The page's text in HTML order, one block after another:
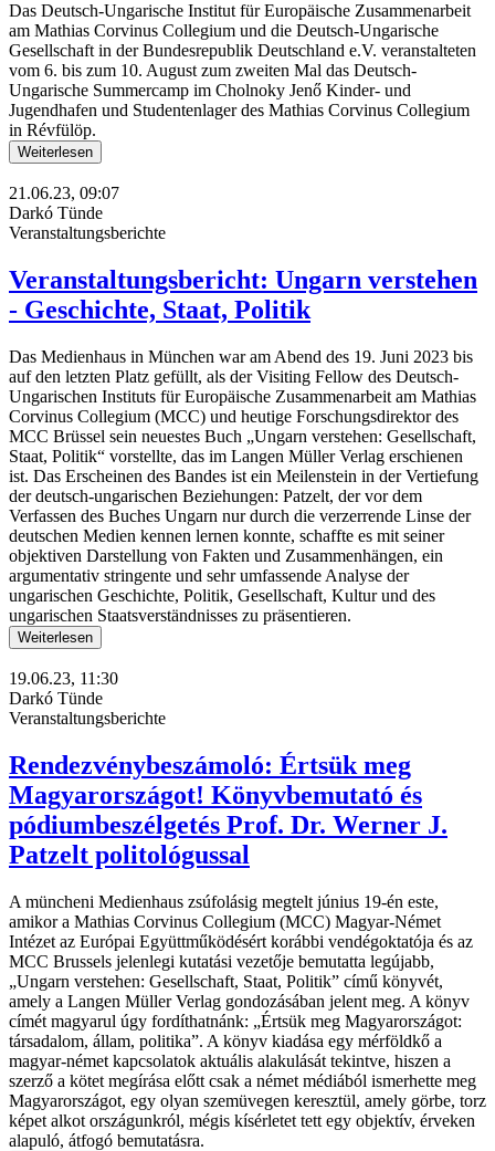
Das Deutsch-Ungarische Institut für Europäische Zusammenarbeit
am Mathias Corvinus Collegium und die Deutsch-Ungarische
Gesellschaft in der Bundesrepublik Deutschland e.V. veranstalteten
vom 6. bis zum 10. August zum zweiten Mal das Deutsch-
Ungarische Summercamp im Cholnoky Jenő Kinder- und
Jugendhafen und Studentenlager des Mathias Corvinus Collegium
in Révfülöp.
Weiterlesen
21.06.23, 09:07
Darkó Tünde
Veranstaltungsberichte
Veranstaltungsbericht: Ungarn verstehen
- Geschichte, Staat, Politik
Das Medienhaus in München war am Abend des 19. Juni 2023 bis
auf den letzten Platz gefüllt, als der Visiting Fellow des Deutsch-
Ungarischen Instituts für Europäische Zusammenarbeit am Mathias
Corvinus Collegium (MCC) und heutige Forschungsdirektor des
MCC Brüssel sein neuestes Buch „Ungarn verstehen: Gesellschaft,
Staat, Politik“ vorstellte, das im Langen Müller Verlag erschienen
ist. Das Erscheinen des Bandes ist ein Meilenstein in der Vertiefung
der deutsch-ungarischen Beziehungen: Patzelt, der vor dem
Verfassen des Buches Ungarn nur durch die verzerrende Linse der
deutschen Medien kennen lernen konnte, schaffte es mit seiner
objektiven Darstellung von Fakten und Zusammenhängen, ein
argumentativ stringente und sehr umfassende Analyse der
ungarischen Geschichte, Politik, Gesellschaft, Kultur und des
ungarischen Staatsverständnisses zu präsentieren.
Weiterlesen
19.06.23, 11:30
Darkó Tünde
Veranstaltungsberichte
Rendezvénybeszámoló: Értsük meg
Magyarországot! Könyvbemutató és
pódiumbeszélgetés Prof. Dr. Werner J.
Patzelt politológussal
A müncheni Medienhaus zsúfolásig megtelt június 19-én este,
amikor a Mathias Corvinus Collegium (MCC) Magyar-Német
Intézet az Európai Együttműködésért korábbi vendégoktatója és az
MCC Brussels jelenlegi kutatási vezetője bemutatta legújabb,
„Ungarn verstehen: Gesellschaft, Staat, Politik” című könyvét,
amely a Langen Müller Verlag gondozásában jelent meg. A könyv
címét magyarul úgy fordíthatnánk: „Értsük meg Magyarországot:
társadalom, állam, politika”. A könyv kiadása egy mérföldkő a
magyar-német kapcsolatok aktuális alakulását tekintve, hiszen a
szerző a kötet megírása előtt csak a német médiából ismerhette meg
Magyarországot, egy olyan szemüvegen keresztül, amely görbe, torz
képet alkot országunkról, mégis kísérletet tett egy objektív, érveken
alapuló, átfogó bemutatásra.